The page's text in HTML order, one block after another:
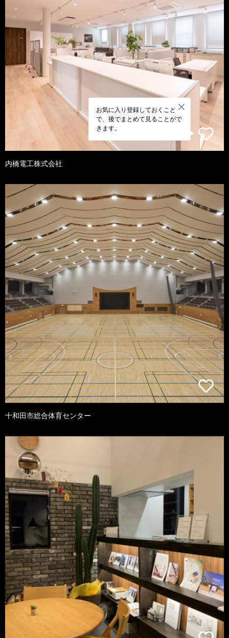
お気に入り登録しておくこと
で、後でまとめて見ることがで
きます。
内橋電工株式会社
十和田市総合体育センター